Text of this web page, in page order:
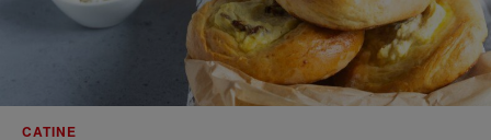
CATINE